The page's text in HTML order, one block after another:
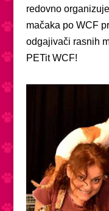
redovno
mačaka po WCF
odgajivači rasnih
PETit WCF!